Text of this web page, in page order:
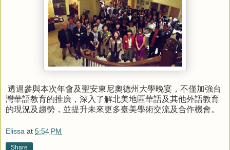
透過參與本次年會及聖安東尼奧德州大學晚宴，不僅加強台
灣華語教育的推廣，深入了解北美地區華語及其他外語教育
的現況及趨勢，並提升未來更多臺美學術交流及合作機會。
Elissa at 5:54 PM
Share